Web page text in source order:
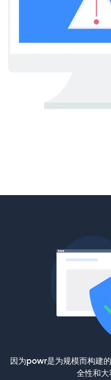
因为powr是为规模而构建
全性和大